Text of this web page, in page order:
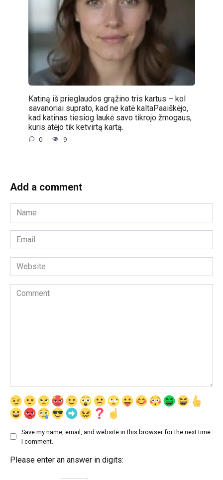
Katiną iš prieglaudos grąžino tris kartus – kol
savanoriai suprato, kad ne katė kaltaPaaiškėjo,
kad katinas tiesiog laukė savo tikrojo žmogaus,
kuris atėjo tik ketvirtą kartą.
0 9
Add a comment
Name
*
Email
*
Website
Comment
Save my name, email, and website in this browser for the next time
I comment.
Please enter an answer in digits: